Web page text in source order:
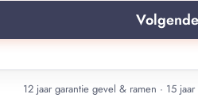
12 jaar garantie gevel & ramen · 15